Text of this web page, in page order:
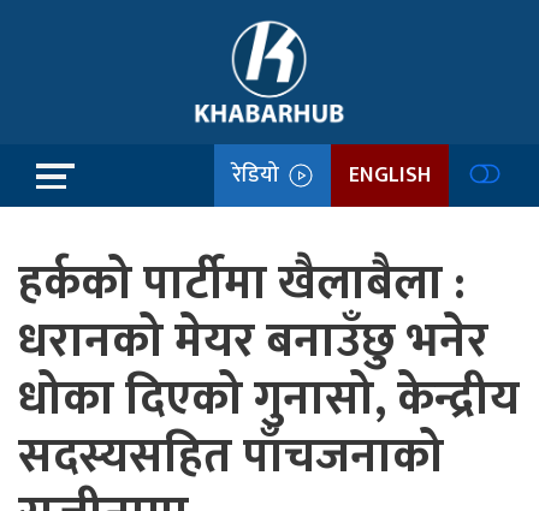
रेडियो ENGLISH
हर्कको पार्टीमा खैलाबैला :
धरानको मेयर बनाउँछु भनेर
धोका दिएको गुनासो, केन्द्रीय
सदस्यसहित पाँचजनाको